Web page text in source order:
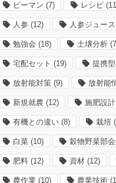
ピーマン (7) レシピ
人参 (12) 人参ジュース
勉強会 (18) 土壌分析
宅配セット (19) 提携
放射能対策 (9) 放射能
新規就農 (12) 施肥設計
有機との違い (8) 栽培
白菜 (10) 穀物野菜部
肥料 (12) 資材 (12)
農作業 (10) 農業技術